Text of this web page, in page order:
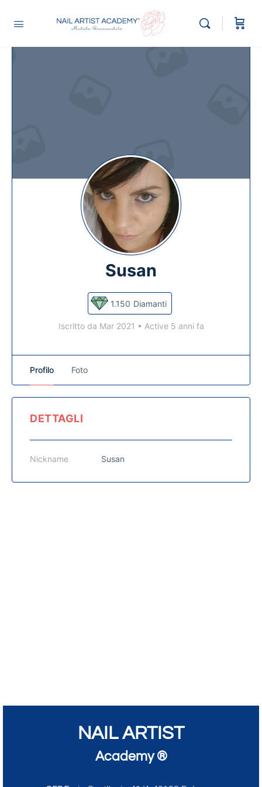
Susan
1.150 Diamanti
Iscritto da Mar 2021 • Active 5 anni fa
Profilo Foto
DETTAGLI
Nickname Susan
NAIL ARTIST
Academy ®